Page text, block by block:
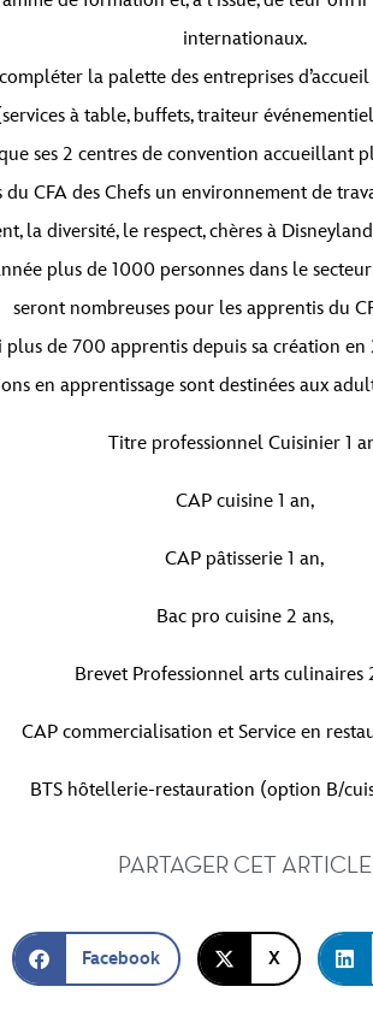
internationaux.
la palette des entreprises
à table, buffets, traiteur
ses 2 centres de convention
CFA des Chefs un environnement de
la diversité, le respect, chères à
plus de 1000 personnes dans le
seront nombreuses pour les apprentis du
de 700 apprentis depuis sa création
en apprentissage sont destinées aux
Titre professionnel Cuisinier 1
CAP cuisine 1 an,
CAP pâtisserie 1 an,
Bac pro cuisine 2 ans,
Brevet Professionnel arts culinaires
CAP commercialisation et Service en
BTS hôtellerie-restauration (option B/
PARTAGER CET ARTICLE
Facebook X